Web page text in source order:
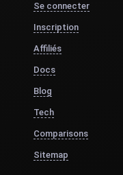
Se connecter
Inscription
Affiliés
Docs
Blog
Tech
Comparisons
Sitemap